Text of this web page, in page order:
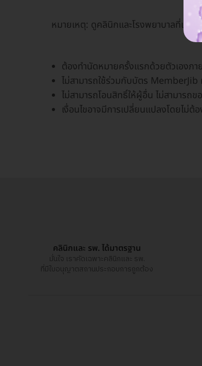
หมายเหตุ: ดูคลินิกและโรงพยาบาลที่เข้า
ต้องทำนัดหมายครั้งแรกด้วยตัวเองภ
ไม่สามารถใช้ร่วมกับบัตร
ไม่สามารถโอนสิทธิ์ให้ผู้อื่น ไม่สามารถ
เงื่อนไขอาจมีการเปลี่ยนแปลงโดยไม่
คลินิกและ รพ. ได้มาตรฐาน
มั่นใจ เราคัดเฉพาะคลินิกและ รพ.
ที่มีใบอนุญาตสถานประกอบการถูกต้อง